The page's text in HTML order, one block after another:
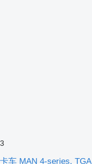
3
卡车 MAN 4-series,